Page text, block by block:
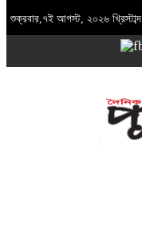
শুক্রবার,৭ই আগস্ট, ২০২৬ খ্রিস্টাব্দ